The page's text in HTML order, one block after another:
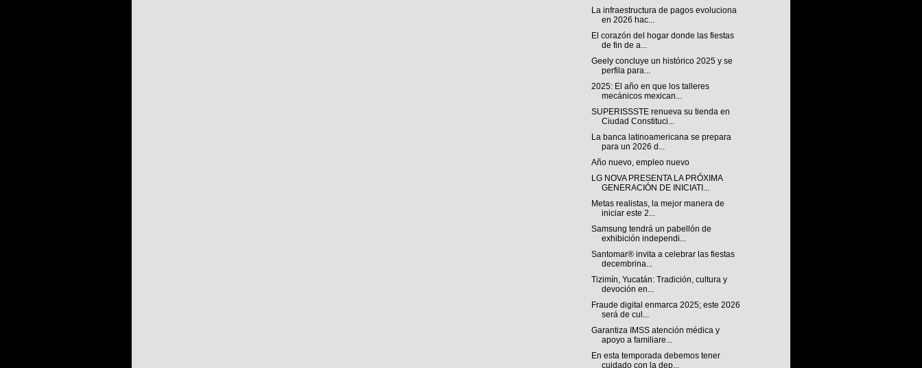
La infraestructura de pagos evoluciona
en 2026 hac...
El corazón del hogar donde las fiestas
de fin de a...
Geely concluye un histórico 2025 y se
perfila para...
2025: El año en que los talleres
mecánicos mexican...
SUPERISSSTE renueva su tienda en
Ciudad Constituci...
La banca latinoamericana se prepara
para un 2026 d...
Año nuevo, empleo nuevo
LG NOVA PRESENTA LA PRÓXIMA
GENERACIÓN DE INICIATI...
Metas realistas, la mejor manera de
iniciar este 2...
Samsung tendrá un pabellón de
exhibición independi...
Santomar® invita a celebrar las fiestas
decembrina...
Tizimín, Yucatán: Tradición, cultura y
devoción en...
Fraude digital enmarca 2025; este 2026
será de cul...
Garantiza IMSS atención médica y
apoyo a familiare...
En esta temporada debemos tener
cuidado con la dep...